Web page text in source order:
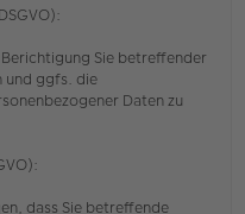
Sie betreffender
und ggfs. die
Daten zu
dass Sie betreffende